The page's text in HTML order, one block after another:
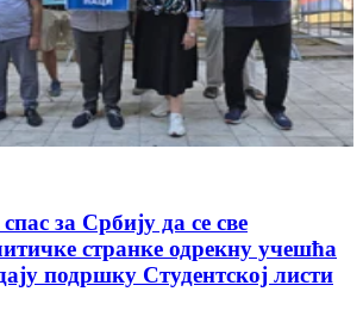
за Србију да се све
странке одрекну учешћа
подршку Студентској листи